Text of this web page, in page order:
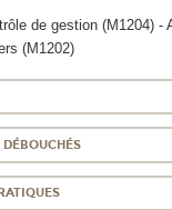
de gestion (M1204) -
(M1202)